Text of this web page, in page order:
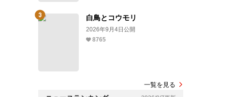
白鳥とコウモリ
2026年9月4日公開
8765
一覧を見る